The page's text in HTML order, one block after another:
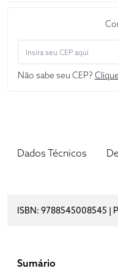
Não sabe seu CEP?
Dados Técnicos
ISBN: 9788545008545 |
Sumário